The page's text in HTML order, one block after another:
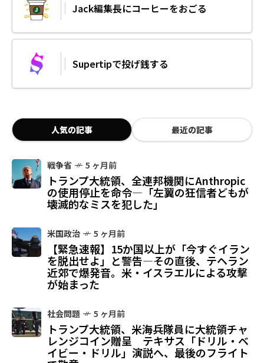
Jack編集長にコーヒーをおごる
Supertipで投げ銭する
人気の記事 最近の記事
戦争省 5 ヶ月前
トランプ大統領、全連邦機関にAnthropic
の使用停止を命令—「左翼の狂信者どもが
壊滅的なミスを犯した」
米国政治 5 ヶ月前
【緊急速報】15か国以上が「今すぐイラン
を脱出せよ」と警告—その直後、テヘラン
近郊で爆発音。米・イスラエルによる攻撃
が始まった
社会問題 5 ヶ月前
トランプ大統領、米海兵隊員に大統領チャ
レンジコイン贈呈 テキサス「ドリル・ベ
イビー・ドリル」演説へ、最後のフライト